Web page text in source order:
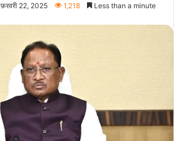
फ़रवरी 22, 2025 1,218 Less than a minute